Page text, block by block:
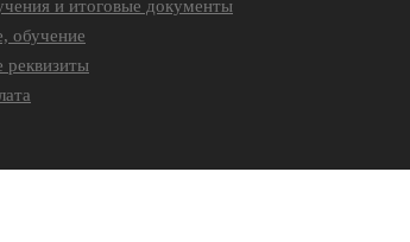
и итоговые документы
обучение
реквизиты